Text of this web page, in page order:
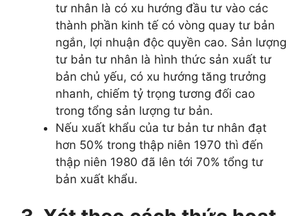
tư nhân là có xu hướng đầu tư vào các
thành phần kinh tế có vòng quay tư bản
ngắn, lợi nhuận độc quyền cao. Sản lượng
tư bản tư nhân là hình thức sản xuất tư
bản chủ yếu, có xu hướng tăng trưởng
nhanh, chiếm tỷ trọng tương đối cao
trong tổng sản lượng tư bản.
Nếu xuất khẩu của tư bản tư nhân đạt
hơn 50% trong thập niên 1970 thì đến
thập niên 1980 đã lên tới 70% tổng tư
bản xuất khẩu.